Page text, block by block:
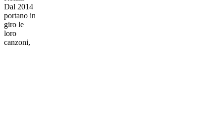
Dal 2014
portano in
giro le
loro
canzoni,